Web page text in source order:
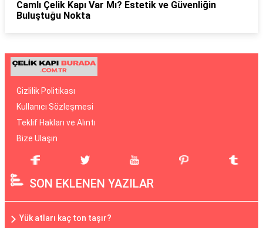
Camlı Çelik Kapı Var Mı? Estetik ve Güvenliğin
Buluştuğu Nokta
Gizlilik Politikası
Kullanıcı Sözleşmesi
Teklif Hakları ve Alıntı
Bize Ulaşın
SON EKLENEN YAZILAR
Yük atları kaç ton taşır?